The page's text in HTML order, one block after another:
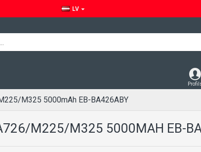
LV
M325 5000mAh EB-BA426ABY
M225/M325 5000MAH EB-